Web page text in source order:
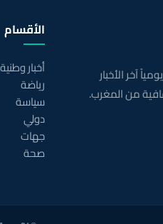
آخر الأخبار
من المغرب.
الأقسام
أخبار وطنية
رياضة
سياسة
دولي
جهات
صحة